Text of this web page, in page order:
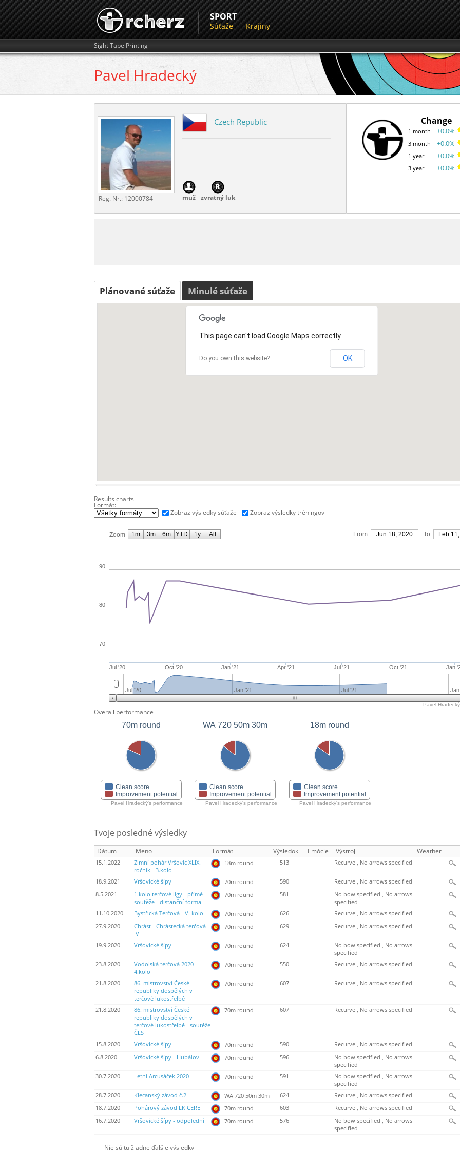
SPORT
Súťaže Krajiny
Sight Tape Printing
Pavel Hradecký
Reg. Nr.: 12000784
Czech Republic
muž zvratný luk
Change
1 month
3 month
1 year
3 year
+0.0%
+0.0%
+0.0%
+0.0%
Plánované súťaže Minulé súťaže
This page can't load Google Maps correctly.
Do you own this website? OK
Results charts
Formát:
Zobraz výsledky súťaže
Zobraz výsledky tréningov
Zoom From Jun 18, 2020 To Feb
Jul '20 Oct '20 Jan '21 Apr '21 Jul '21 Oct '21 Jan
70
80
90
Jan '21
Jul '20 Jul '21
1m 3m 6m YTD 1y All
Pavel
Overall performance
70m round
Clean score
Improvement potential
Pavel Hradecký's performance
WA 720 50m 30m
Clean score
Improvement potential
Pavel Hradecký's performance
18m round
Clean score
Improvement potential
Pavel Hradecký's performance
Tvoje posledné výsledky
Dátum Meno Formát Výsledok Emócie Výstroj Weather
15.1.2022
Zimní pohár Vršovic XLIX.
ročník - 3.kolo
18m round 513 Recurve , No arrows specified
18.9.2021 Vršovické šípy 70m round 590
Recurve , No arrows specified
8.5.2021
1.kolo terčové ligy - přímé
soutěže - distanční forma
70m round 581
No bow specified , No arrows
specified
11.10.2020
Bystřická Terčová - V. kolo 70m round 626
Recurve , No arrows specified
27.9.2020
Chrást - Chrástecká terčová
IV
70m round 629 Recurve , No arrows specified
19.9.2020 Vršovické šípy 70m round 624
No bow specified , No arrows
specified
23.8.2020
Vodolská terčová 2020 -
4.kolo
70m round 550 Recurve , No arrows specified
21.8.2020
86. mistrovství České
republiky dospělých v
terčové lukostřelbě
70m round 607 Recurve , No arrows specified
21.8.2020
86. mistrovství České
republiky dospělých v
terčové lukostřelbě - soutěže
ČLS
70m round 607 Recurve , No arrows specified
15.8.2020 Vršovické šípy 70m round 590
Recurve , No arrows specified
6.8.2020
Vršovické šípy - Hubálov 70m round 596
No bow specified , No arrows
specified
30.7.2020
Letní Arcusáček 2020 70m round 591
No bow specified , No arrows
specified
28.7.2020
Klecanský závod č.2 WA 720 50m 30m 624
Recurve , No arrows specified
18.7.2020
Pohárový závod LK CERE 70m round 603
Recurve , No arrows specified
16.7.2020
Vršovické šípy - odpolední 70m round 576
No bow specified , No arrows
specified
Nie sú tu žiadne ďalšie výsledky